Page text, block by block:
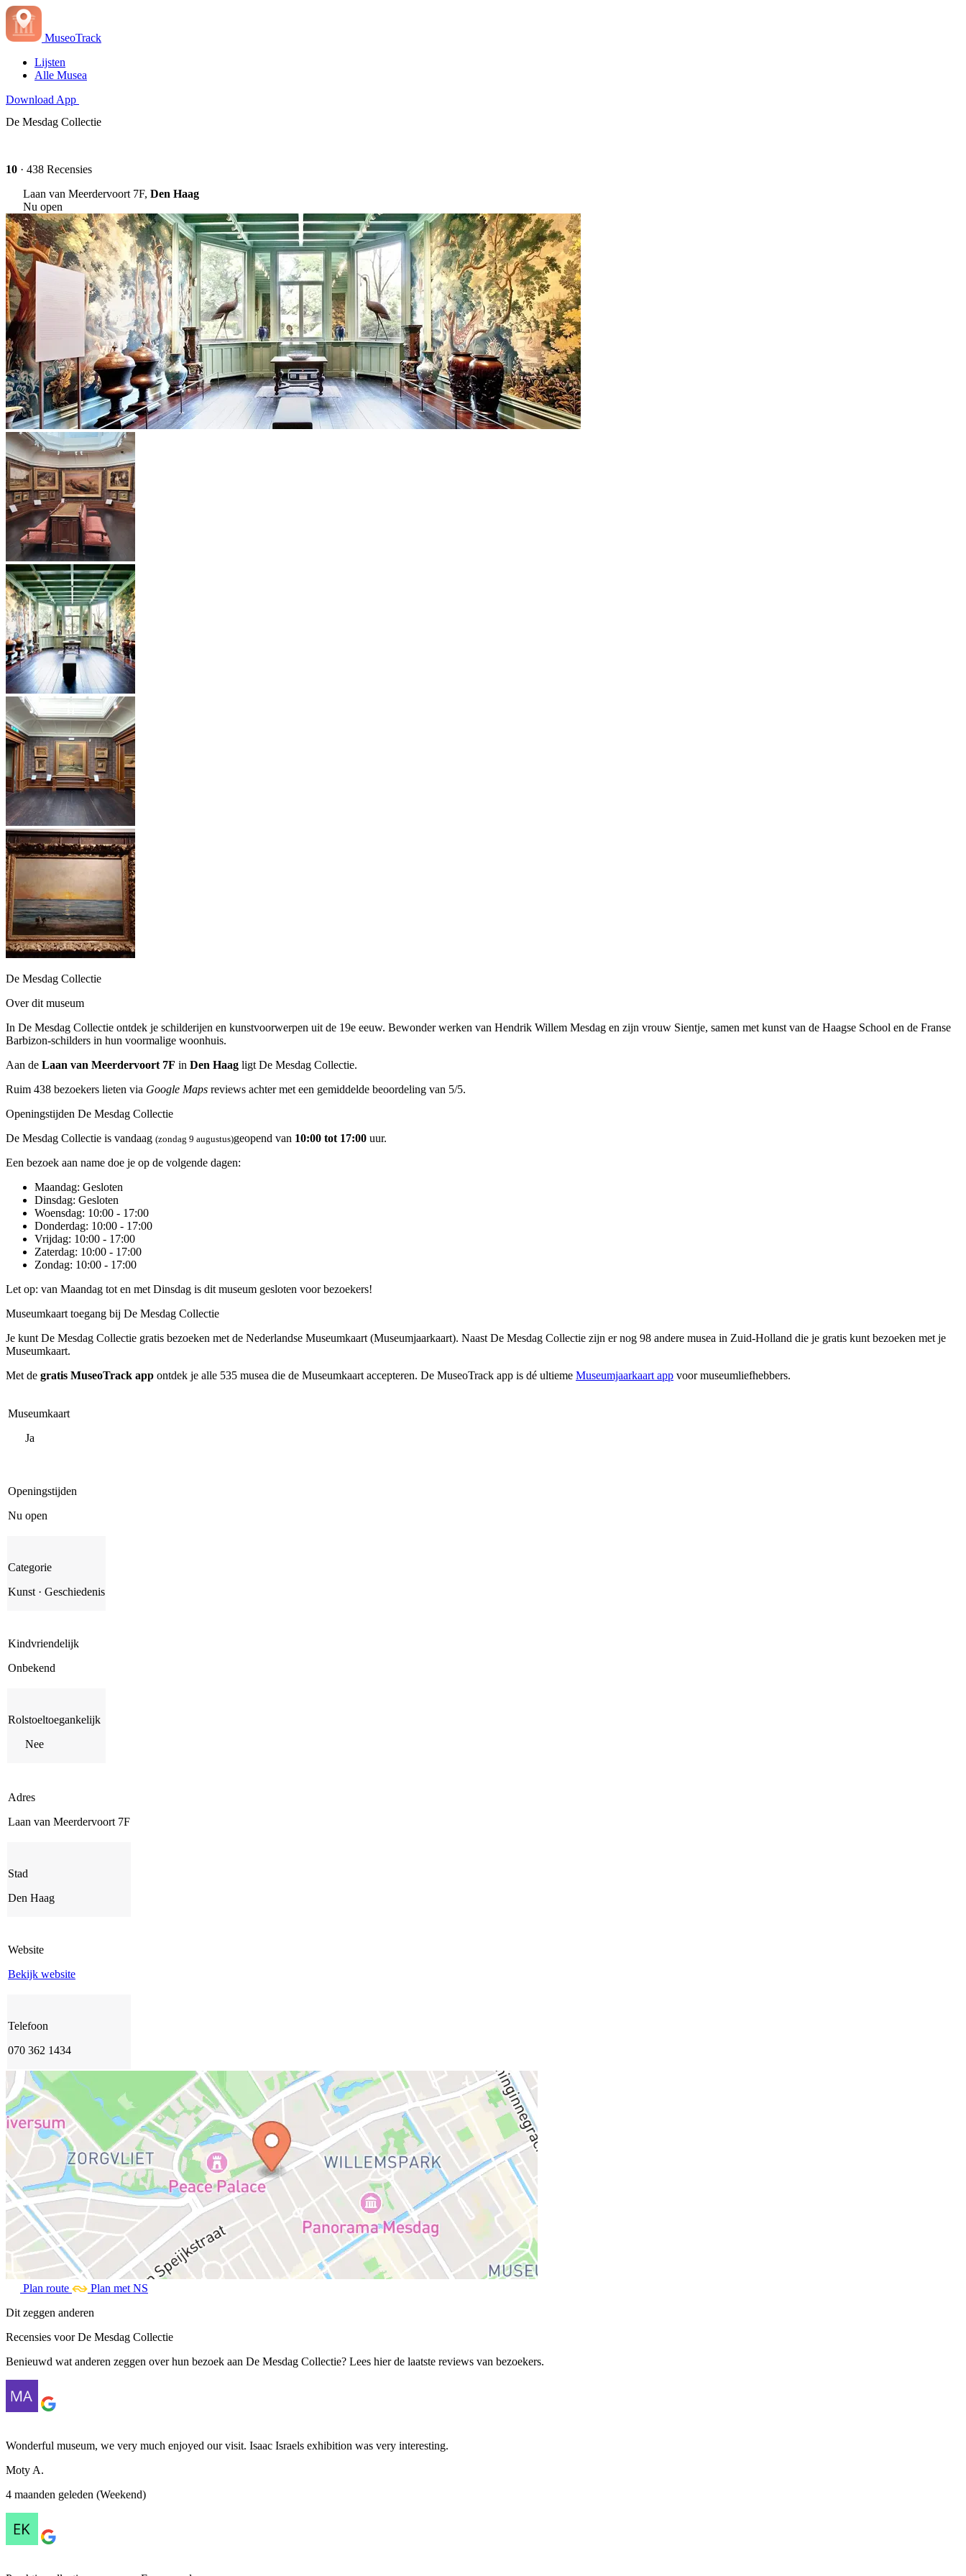
MuseoTrack
Lijsten
Alle Musea
Download App
De Mesdag Collectie
10 · 438 Recensies
Laan van Meerdervoort 7F, Den Haag
Nu open
De Mesdag Collectie
Over dit museum
In De Mesdag Collectie ontdek je schilderijen en kunstvoorwerpen uit de 19e eeuw. Bewonder werken van Hendrik Willem Mesdag en zijn vrouw Sientje, samen met kunst van de Haagse School en de Franse
Barbizon-schilders in hun voormalige woonhuis.
Aan de Laan van Meerdervoort 7F in Den Haag ligt De Mesdag Collectie.
Ruim 438 bezoekers lieten via Google Maps reviews achter met een gemiddelde beoordeling van 5/5.
Openingstijden De Mesdag Collectie
De Mesdag Collectie is vandaag (zondag 9 augustus)geopend van 10:00 tot 17:00 uur.
Een bezoek aan name doe je op de volgende dagen:
Maandag: Gesloten
Dinsdag: Gesloten
Woensdag: 10:00 - 17:00
Donderdag: 10:00 - 17:00
Vrijdag: 10:00 - 17:00
Zaterdag: 10:00 - 17:00
Zondag: 10:00 - 17:00
Let op: van Maandag tot en met Dinsdag is dit museum gesloten voor bezoekers!
Museumkaart toegang bij De Mesdag Collectie
Je kunt De Mesdag Collectie gratis bezoeken met de Nederlandse Museumkaart (Museumjaarkaart). Naast De Mesdag Collectie zijn er nog 98 andere musea in Zuid-Holland die je gratis kunt bezoeken met je
Museumkaart.
Met de gratis MuseoTrack app ontdek je alle 535 musea die de Museumkaart accepteren. De MuseoTrack app is dé ultieme Museumjaarkaart app voor museumliefhebbers.
Museumkaart
Ja
Openingstijden
Nu open
Categorie
Kunst · Geschiedenis
Kindvriendelijk
Onbekend
Rolstoeltoegankelijk
Nee
Adres
Laan van Meerdervoort 7F
Stad
Den Haag
Website
Bekijk website
Telefoon
070 362 1434
Plan route
Plan met NS
Dit zeggen anderen
Recensies voor De Mesdag Collectie
Benieuwd wat anderen zeggen over hun bezoek aan De Mesdag Collectie? Lees hier de laatste reviews van bezoekers.
Wonderful museum, we very much enjoyed our visit. Isaac Israels exhibition was very interesting.
Moty A.
4 maanden geleden (Weekend)